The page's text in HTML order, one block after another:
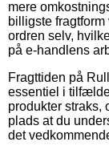
mere
billigste
ordren selv,
på e-handlens
Fragttiden på
essentiel i
produkter straks,
plads at du
det